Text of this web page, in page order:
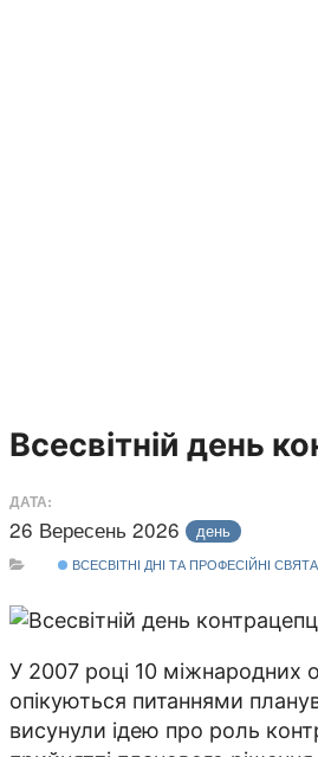
Всесвітній день
ДАТА:
26 Вересень 2026 день
ВСЕСВІТНІ ДНІ ТА ПРОФЕСІЙНІ СВЯТА
У 2007 році 10 міжнародних
опікуються питаннями
висунули ідею про роль